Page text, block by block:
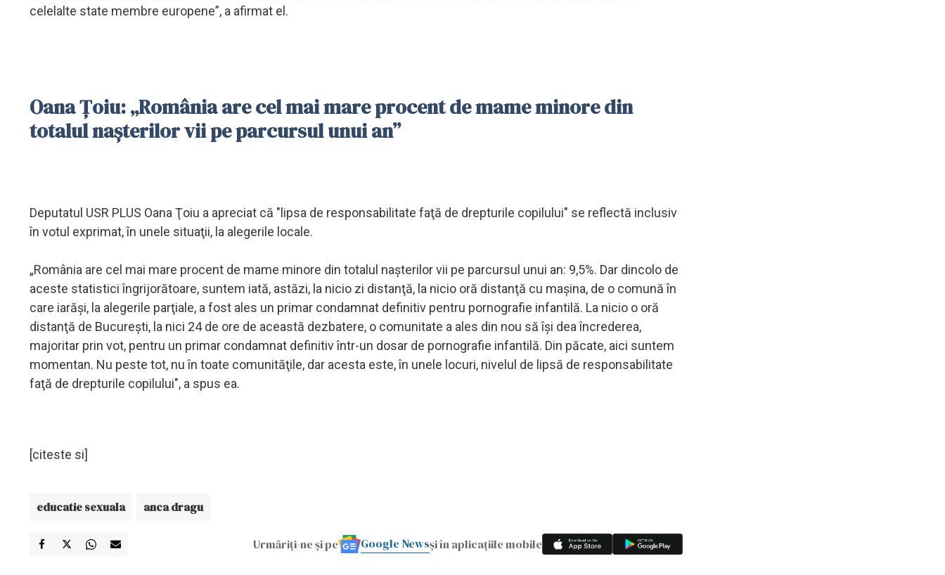
celelalte state membre europene”, a afirmat el.
Oana Ţoiu: „România are cel mai mare procent de mame minore din
totalul naşterilor vii pe parcursul unui an”
Deputatul USR PLUS Oana Ţoiu a apreciat că "lipsa de responsabilitate faţă de drepturile copilului" se reflectă inclusiv
în votul exprimat, în unele situaţii, la alegerile locale.
„România are cel mai mare procent de mame minore din totalul naşterilor vii pe parcursul unui an: 9,5%. Dar dincolo de
aceste statistici îngrijorătoare, suntem iată, astăzi, la nicio zi distanţă, la nicio oră distanţă cu maşina, de o comună în
care iarăşi, la alegerile parţiale, a fost ales un primar condamnat definitiv pentru pornografie infantilă. La nicio o oră
distanţă de Bucureşti, la nici 24 de ore de această dezbatere, o comunitate a ales din nou să îşi dea încrederea,
majoritar prin vot, pentru un primar condamnat definitiv într-un dosar de pornografie infantilă. Din păcate, aici suntem
momentan. Nu peste tot, nu în toate comunităţile, dar acesta este, în unele locuri, nivelul de lipsă de responsabilitate
faţă de drepturile copilului", a spus ea.
[citeste si]
educatie sexuala anca dragu
Urmăriți-ne și pe Google Newsși în aplicațiile mobile